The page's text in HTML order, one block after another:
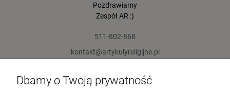
Pozdrawiamy
Zespół AR :)
511-802-868
kontakt@artykulyreligijne.pl
Pomoc
Dbamy o Twoją prywatność